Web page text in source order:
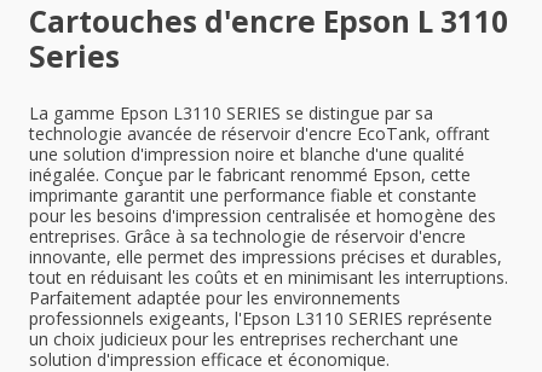
Cartouches d'encre Epson L 3110
Series
La gamme Epson L3110 SERIES se distingue par sa
technologie avancée de réservoir d'encre EcoTank, offrant
une solution d'impression noire et blanche d'une qualité
inégalée. Conçue par le fabricant renommé Epson, cette
imprimante garantit une performance fiable et constante
pour les besoins d'impression centralisée et homogène des
entreprises. Grâce à sa technologie de réservoir d'encre
innovante, elle permet des impressions précises et durables,
tout en réduisant les coûts et en minimisant les interruptions.
Parfaitement adaptée pour les environnements
professionnels exigeants, l'Epson L3110 SERIES représente
un choix judicieux pour les entreprises recherchant une
solution d'impression efficace et économique.